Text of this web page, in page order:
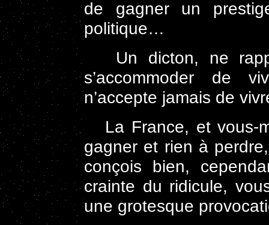
de gagner un
politique…
Un dicton, ne
s’accommoder de
n’accepte jamais de
La France, et vous-
gagner et rien à
conçois bien,
crainte du ridicule,
une grotesque